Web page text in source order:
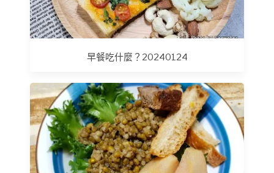
早餐吃什麼？20240124